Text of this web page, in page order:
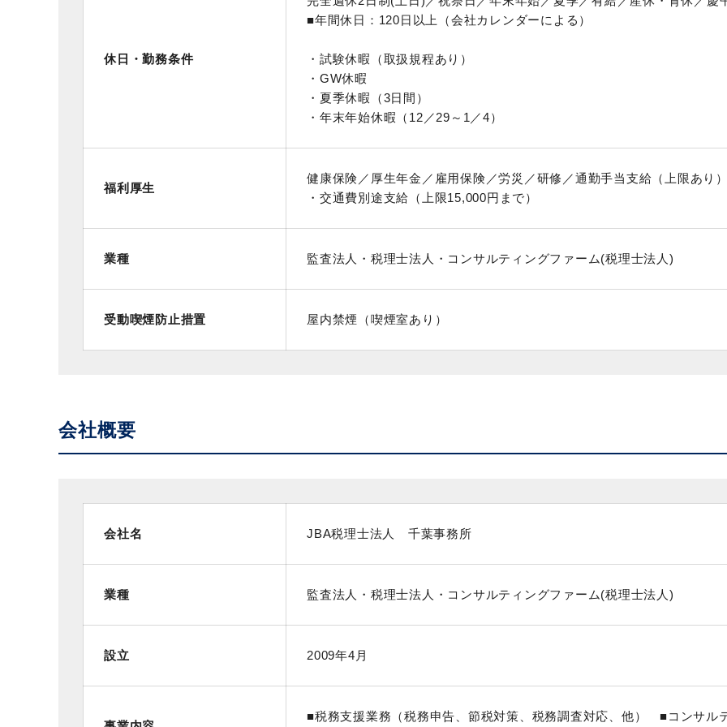
休日・勤務条件
■年間休日：120日以上（会社カレンダーによる）
・試験休暇（取扱規程あり）
・GW休暇
・夏季休暇（3日間）
・年末年始休暇（12／29～1／4）
福利厚生
健康保険／厚生年金／雇用保険／労災／研修／通勤手当支給（上限あり
・交通費別途支給（上限15,000円まで）
業種 監査法人・税理士法人・コンサルティングファーム(税理士法人)
受動喫煙防止措置 屋内禁煙（喫煙室あり）
会社概要
会社名 JBA税理士法人 千葉事務所
業種 監査法人・税理士法人・コンサルティングファーム(税理士法人)
設立 2009年4月
■税務支援業務（税務申告、節税対策、税務調査対応、他） ■コンサル